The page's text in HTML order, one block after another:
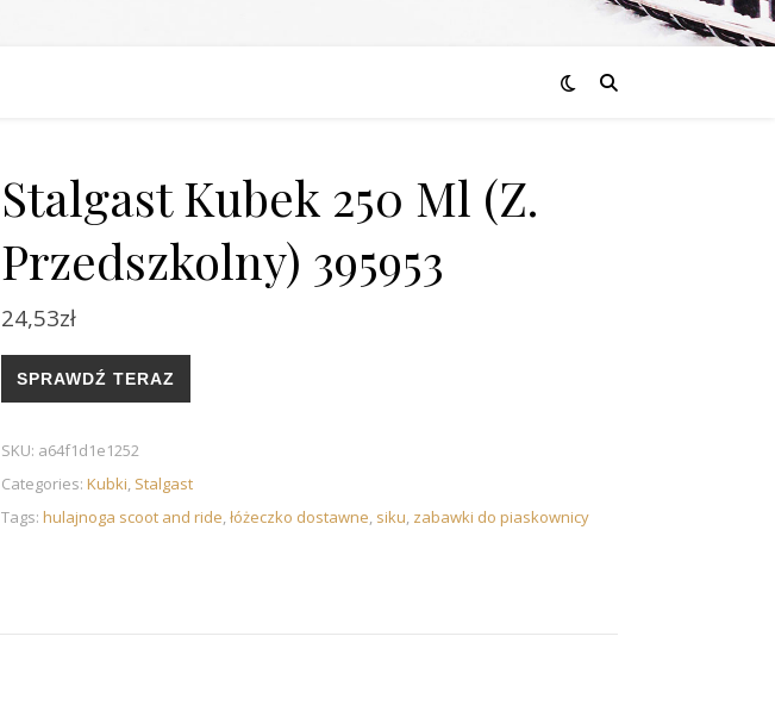
Stalgast Kubek 250 Ml (Z.
Przedszkolny) 395953
24,53zł
SPRAWDŹ TERAZ
SKU: a64f1d1e1252
Categories: Kubki, Stalgast
Tags: hulajnoga scoot and ride,łóżeczko dostawne, siku, zabawki do piaskownicy